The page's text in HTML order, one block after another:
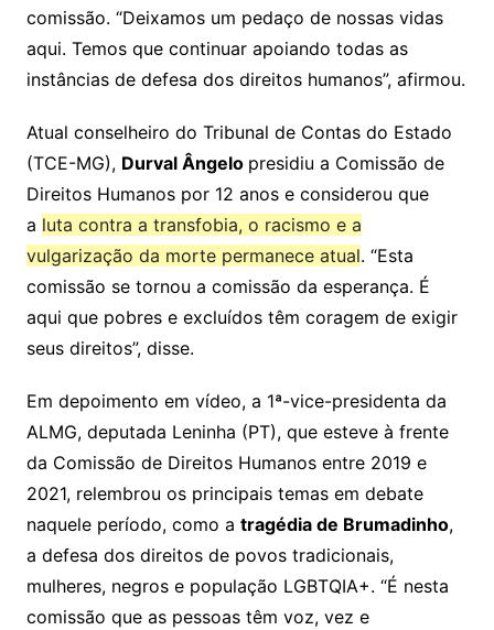
comissão. “Deixamos um pedaço de nossas vidas
aqui. Temos que continuar apoiando todas as
instâncias de defesa dos direitos humanos”, afirmou.
Atual conselheiro do Tribunal de Contas do Estado
(TCE-MG), Durval Ângelo presidiu a Comissão de
Direitos Humanos por 12 anos e considerou que
a luta contra a transfobia, o racismo e a
vulgarização da morte permanece atual. “Esta
comissão se tornou a comissão da esperança. É
aqui que pobres e excluídos têm coragem de exigir
seus direitos”, disse.
Em depoimento em vídeo, a 1ª-vice-presidenta da
ALMG, deputada Leninha (PT), que esteve à frente
da Comissão de Direitos Humanos entre 2019 e
2021, relembrou os principais temas em debate
naquele período, como a tragédia de Brumadinho,
a defesa dos direitos de povos tradicionais,
mulheres, negros e população LGBTQIA+. “É nesta
comissão que as pessoas têm voz, vez e